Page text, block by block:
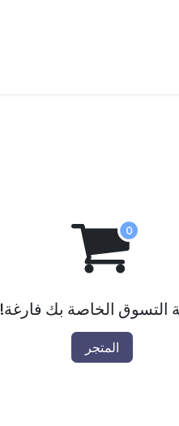
التسوق الخاصة بك فارغة!
المتجر